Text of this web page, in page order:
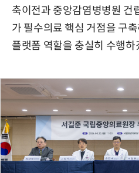
축이전과 중앙감염병병원 건
가 필수의료 핵심 거점을 구
플랫폼 역할을 충실히 수행하